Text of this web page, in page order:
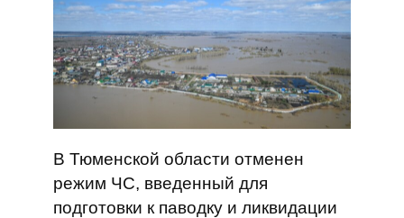
В Тюменской области отменен
режим ЧС, введенный для
подготовки к паводку и ликвидации